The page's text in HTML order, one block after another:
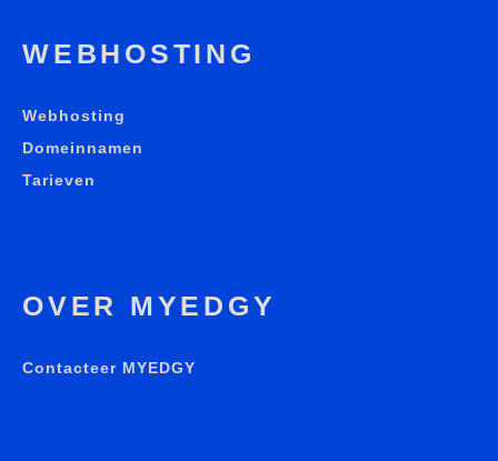
WEBHOSTING
Webhosting
Domeinnamen
Tarieven
OVER MYEDGY
Contacteer MYEDGY